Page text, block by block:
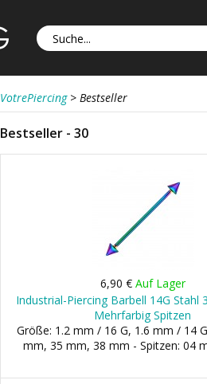
VotrePiercing > Bestseller
Bestseller - 30
6,90 € Auf Lager
Industrial-Piercing Barbell 14G Stahl
Mehrfarbig Spitzen
Größe: 1.2 mm / 16 G, 1.6 mm / 14
mm, 35 mm, 38 mm - Spitzen: 04